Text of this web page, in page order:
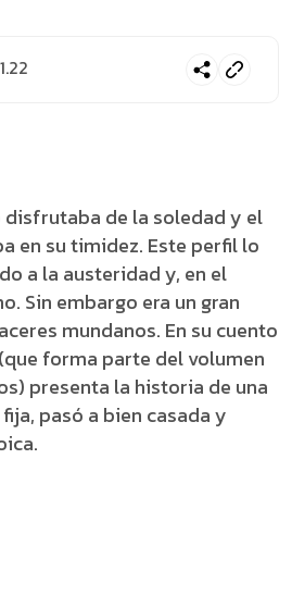
disfrutaba de la soledad y el
en su timidez. Este perfil lo
a la austeridad y, en el
Sin embargo era un gran
mundanos. En su cuento
forma parte del volumen
presenta la historia de una
pasó a bien casada y